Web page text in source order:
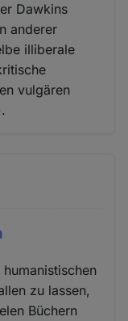
Dawkins
anderer
illiberale
vulgären
zu lassen,
Büchern